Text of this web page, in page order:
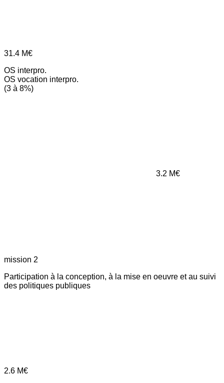
31.4 M€
OS interpro.
OS vocation interpro.
(3 à 8%)
3.2 M€
mission 2
Participation à la conception, à la mise en oeuvre et au suivi
des politiques publiques
2.6 M€